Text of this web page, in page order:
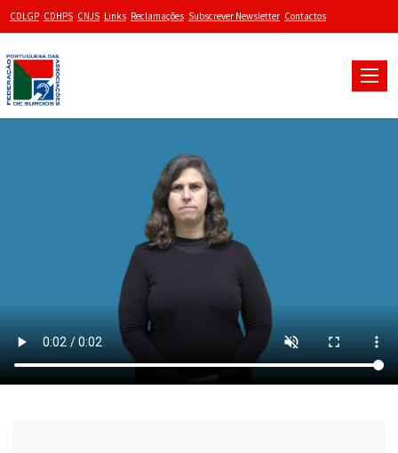
CDLGP CDHPS CNJS Links Reclamações Subscrever Newsletter Contactos
Toggle